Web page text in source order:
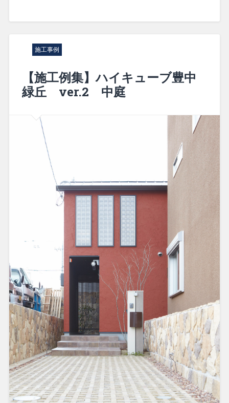
施工事例
【施工例集】ハイキューブ豊中
緑丘 ver.2 中庭